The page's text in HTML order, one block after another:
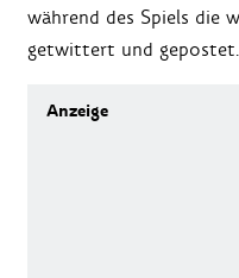
während des Spiels die
getwittert und gepostet.